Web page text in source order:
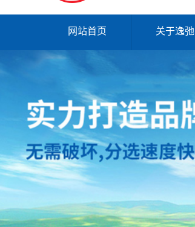
网站首页 关于逸弛